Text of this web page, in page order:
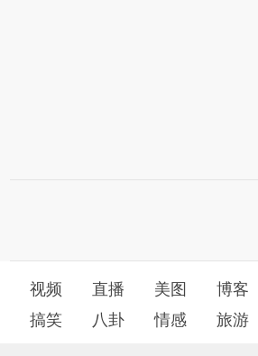
视频 直播 美图 博客
搞笑
八卦 情感 旅游